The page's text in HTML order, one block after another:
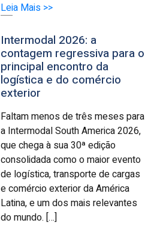
Leia Mais >>
Intermodal 2026: a
contagem regressiva para o
principal encontro da
logística e do comércio
exterior
Faltam menos de três meses para
a Intermodal South America 2026,
que chega à sua 30ª edição
consolidada como o maior evento
de logística, transporte de cargas
e comércio exterior da América
Latina, e um dos mais relevantes
do mundo. […]